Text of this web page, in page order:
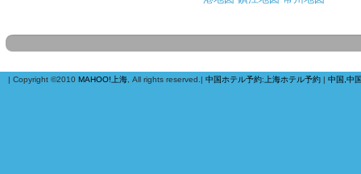
| Copyright ©2010 MAHOO!上海 , All rights reserved.| 中国ホテル予約: 上海ホテル予約 | 中国,中